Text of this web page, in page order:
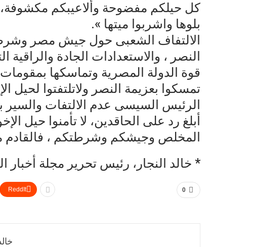
كل حيلكم مفضوحة وألاعيبكم مكشوفة،
بلوها واشربوا ميتها ».
الالتفاف الشعبى حول جيش مصر
النصر ، والاستعدادات الجادة والراقية
قوة الدولة المصرية وتماسكها بمقومات
تمسكوا بعزيمة النصر ولاتلتفتوا لحيل
الرئيس السيسى عدم الالتفات والسير
أبلغ رد على الحاقدين، لا تأمنوا حيل
المخلص وجيشكم وشرطتكم ، فالقادم
* خالد النجار، رئيس تحرير مجلة أخبار
0
ReddIt